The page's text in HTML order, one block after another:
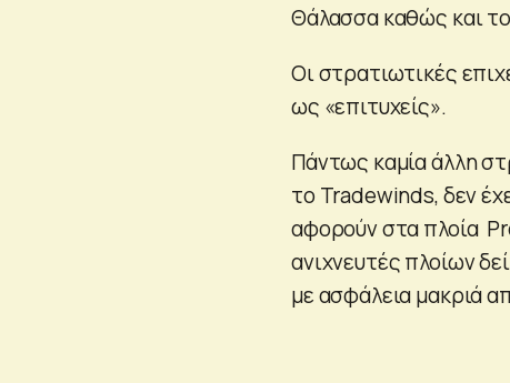
Θάλασσα καθώς και
Οι στρατιωτικές
ως «επιτυχείς».
Πάντως καμία άλλη
το Tradewinds, δεν
αφορούν στα πλοία
ανιχνευτές πλοίων
με ασφάλεια μακριά